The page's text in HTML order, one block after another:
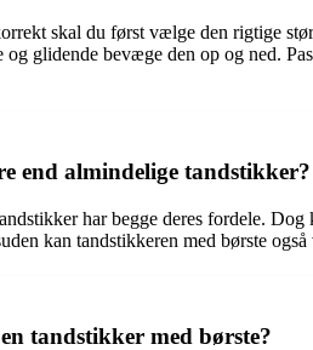
skal du først vælge den rigtige
glidende bevæge den op og ned.
end almindelige tandstikker?
har begge deres fordele.
kan tandstikkeren med børste
tandstikker med børste?